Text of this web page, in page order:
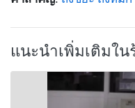
แนะนำเพิ่มเติมใน